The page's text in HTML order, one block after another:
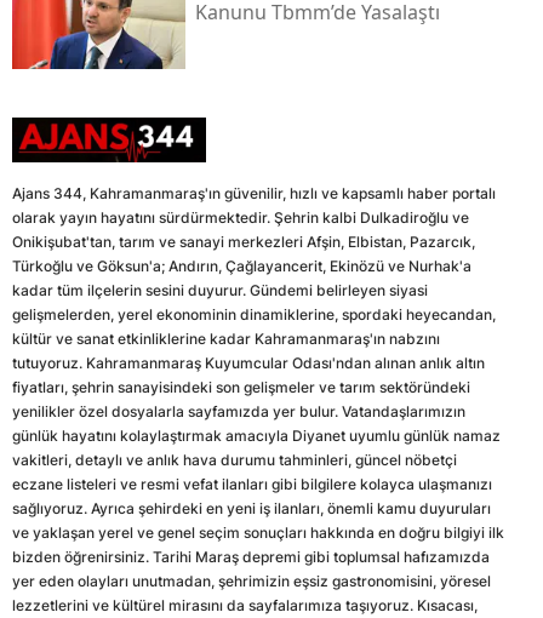
Kanunu Tbmm’de Yasalaştı
Ajans 344, Kahramanmaraş'ın güvenilir, hızlı ve kapsamlı haber portalı
olarak yayın hayatını sürdürmektedir. Şehrin kalbi Dulkadiroğlu ve
Onikişubat'tan, tarım ve sanayi merkezleri Afşin, Elbistan, Pazarcık,
Türkoğlu ve Göksun'a; Andırın, Çağlayancerit, Ekinözü ve Nurhak'a
kadar tüm ilçelerin sesini duyurur. Gündemi belirleyen siyasi
gelişmelerden, yerel ekonominin dinamiklerine, spordaki heyecandan,
kültür ve sanat etkinliklerine kadar Kahramanmaraş'ın nabzını
tutuyoruz. Kahramanmaraş Kuyumcular Odası'ndan alınan anlık altın
fiyatları, şehrin sanayisindeki son gelişmeler ve tarım sektöründeki
yenilikler özel dosyalarla sayfamızda yer bulur. Vatandaşlarımızın
günlük hayatını kolaylaştırmak amacıyla Diyanet uyumlu günlük namaz
vakitleri, detaylı ve anlık hava durumu tahminleri, güncel nöbetçi
eczane listeleri ve resmi vefat ilanları gibi bilgilere kolayca ulaşmanızı
sağlıyoruz. Ayrıca şehirdeki en yeni iş ilanları, önemli kamu duyuruları
ve yaklaşan yerel ve genel seçim sonuçları hakkında en doğru bilgiyi ilk
bizden öğrenirsiniz. Tarihi Maraş depremi gibi toplumsal hafızamızda
yer eden olayları unutmadan, şehrimizin eşsiz gastronomisini, yöresel
lezzetlerini ve kültürel mirasını da sayfalarımıza taşıyoruz. Kısacası,